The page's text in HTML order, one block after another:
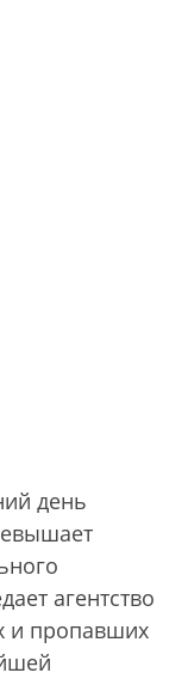
день
агентство
и пропавших